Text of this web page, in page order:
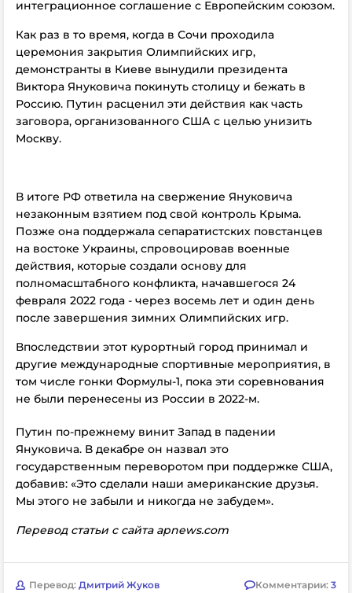
интеграционное соглашение с Европейским союзом.
Как раз в то время, когда в Сочи проходила
церемония закрытия Олимпийских игр,
демонстранты в Киеве вынудили президента
Виктора Януковича покинуть столицу и бежать в
Россию. Путин расценил эти действия как часть
заговора, организованного США с целью унизить
Москву.
В итоге РФ ответила на свержение Януковича
незаконным взятием под свой контроль Крыма.
Позже она поддержала сепаратистских повстанцев
на востоке Украины, спровоцировав военные
действия, которые создали основу для
полномасштабного конфликта, начавшегося 24
февраля 2022 года - через восемь лет и один день
после завершения зимних Олимпийских игр.
Впоследствии этот курортный город принимал и
другие международные спортивные мероприятия, в
том числе гонки Формулы-1, пока эти соревнования
не были перенесены из России в 2022-м.
Путин по-прежнему винит Запад в падении
Януковича. В декабре он назвал это
государственным переворотом при поддержке США,
добавив: «Это сделали наши американские друзья.
Мы этого не забыли и никогда не забудем».
Перевод статьи с сайта apnews.com
Перевод: Дмитрий Жуков Комментарии: 3